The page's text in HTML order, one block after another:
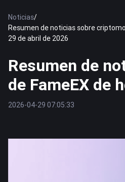
Noticias/
Resumen de noticias sobre
29 de abril de 2026
Resumen de
de FameEX de
2026-04-29 07:05:33